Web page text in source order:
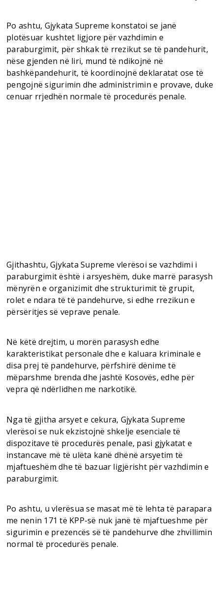
Po ashtu, Gjykata Supreme konstatoi se janë
plotësuar kushtet ligjore për vazhdimin e
paraburgimit, për shkak të rrezikut se të pandehurit,
nëse gjenden në liri, mund të ndikojnë në
bashkëpandehurit, të koordinojnë deklaratat ose të
pengojnë sigurimin dhe administrimin e provave, duke
cenuar rrjedhën normale të procedurës penale.
Gjithashtu, Gjykata Supreme vlerësoi se vazhdimi i
paraburgimit është i arsyeshëm, duke marrë parasysh
mënyrën e organizimit dhe strukturimit të grupit,
rolet e ndara të të pandehurve, si edhe rrezikun e
përsëritjes së veprave penale.
Në këtë drejtim, u morën parasysh edhe
karakteristikat personale dhe e kaluara kriminale e
disa prej të pandehurve, përfshirë dënime të
mëparshme brenda dhe jashtë Kosovës, edhe për
vepra që ndërlidhen me narkotikë.
Nga të gjitha arsyet e cekura, Gjykata Supreme
vlerësoi se nuk ekzistojnë shkelje esenciale të
dispozitave të procedurës penale, pasi gjykatat e
instancave më të ulëta kanë dhënë arsyetim të
mjaftueshëm dhe të bazuar ligjërisht për vazhdimin e
paraburgimit.
Po ashtu, u vlerësua se masat më të lehta të parapara
me nenin 171 të KPP-së nuk janë të mjaftueshme për
sigurimin e prezencës së të pandehurve dhe zhvillimin
normal të procedurës penale.